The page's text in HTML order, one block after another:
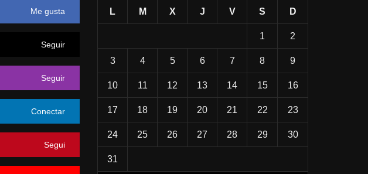
Me gusta
Seguir
Seguir
Conectar
Segui
L M X J V S D
1 2
3 4 5 6 7 8 9
10 11 12 13 14 15 16
17 18 19 20 21 22 23
24 25 26 27 28 29 30
31